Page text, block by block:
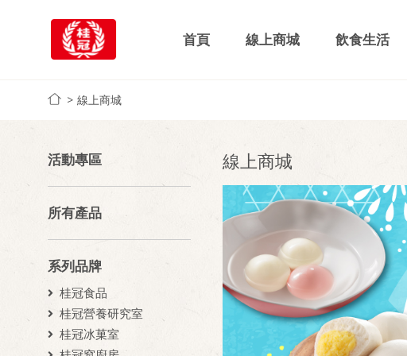
首頁 線上商城 飲食生活
線上商城
活動專區
所有產品
系列品牌
桂冠食品
桂冠營養研究室
桂冠冰菓室
線上商城